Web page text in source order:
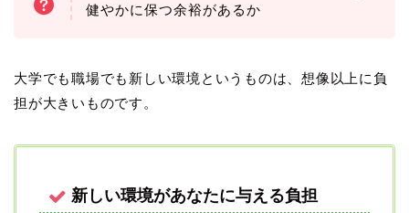
健やかに保つ余裕があるか
大学でも職場でも新しい環境というものは、想像以上に負
担が大きいものです。
新しい環境があなたに与える負担